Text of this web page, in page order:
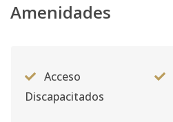
Amenidades
Acceso
Discapacitados